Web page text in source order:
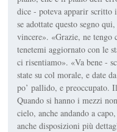
dice - poteva apparir scritto
se adottate questo segno
vincere». «Grazie, ne tengo
tenetemi aggiornato con le
ci risentiamo». «Va bene -
state su col morale, e date
po’ pallido, e
Quando si hanno i mezzi
cielo, anche andando a
anche disposizioni più